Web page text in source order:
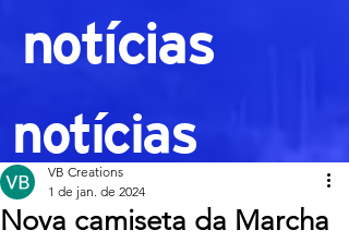
notícias
Nova camiseta da Marcha
VB Creations
1 de jan. de 2024
notícias